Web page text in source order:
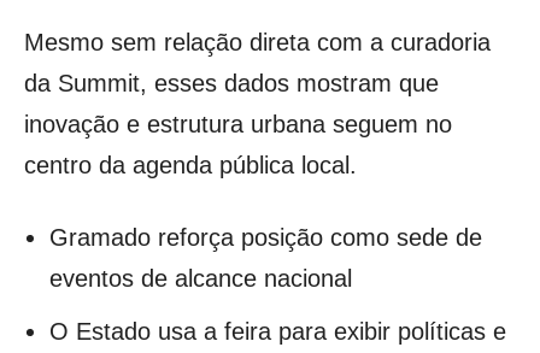
Mesmo sem relação direta com a curadoria
da Summit, esses dados mostram que
inovação e estrutura urbana seguem no
centro da agenda pública local.
Gramado reforça posição como sede de
eventos de alcance nacional
O Estado usa a feira para exibir políticas e